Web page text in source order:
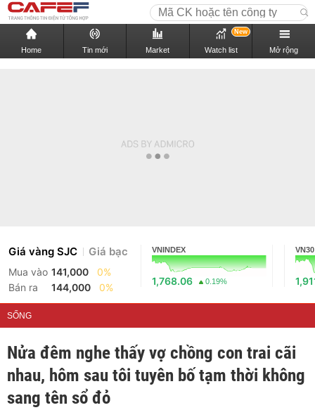
Home Tin mới Market Watch list
New
Mở rộng
Giá vàng SJC Giá bạc
Mua vào 141,000
0%
Bán ra
144,000 0%
VNINDEX
1,768.06 0.19%
VN30
SỐNG
Nửa đêm nghe thấy vợ chồng con trai cãi
nhau, hôm sau tôi tuyên bố tạm thời không
sang tên sổ đỏ